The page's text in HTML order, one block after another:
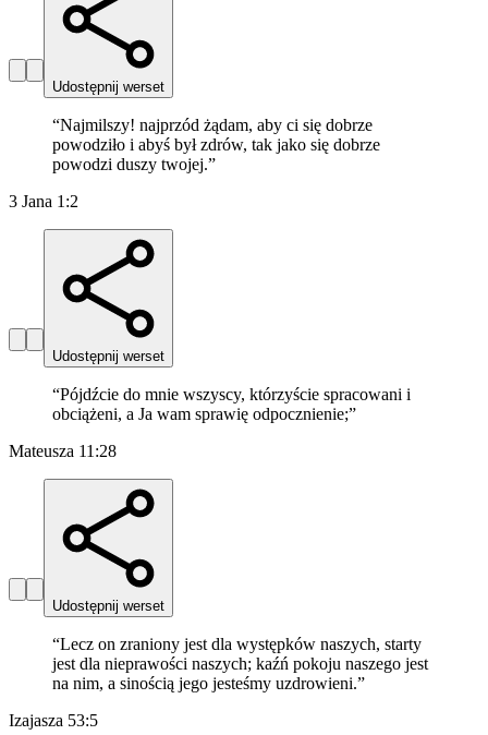
Udostępnij werset
“Najmilszy! najprzód żądam, aby ci się dobrze
powodziło i abyś był zdrów, tak jako się dobrze
powodzi duszy twojej.”
3 Jana 1:2
Udostępnij werset
“Pójdźcie do mnie wszyscy, którzyście spracowani i
obciążeni, a Ja wam sprawię odpocznienie;”
Mateusza 11:28
Udostępnij werset
“Lecz on zraniony jest dla występków naszych, starty
jest dla nieprawości naszych; kaźń pokoju naszego jest
na nim, a sinością jego jesteśmy uzdrowieni.”
Izajasza 53:5